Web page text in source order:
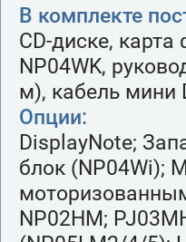
В комплекте
CD-диске,
NP04WK,
м), кабель мини
Опции:
DisplayNote;
блок (NP04Wi);
NP02HM;